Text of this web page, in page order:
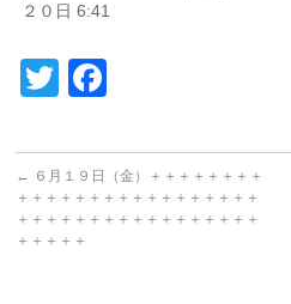
２０日 6:41
Twitter
← ６月１９日（金）＋＋＋＋＋＋＋＋
＋＋＋＋＋＋＋＋＋＋＋＋＋＋＋＋＋
＋＋＋＋＋＋＋＋＋＋＋＋＋＋＋＋＋
＋＋＋＋＋